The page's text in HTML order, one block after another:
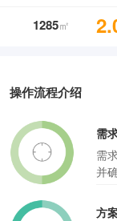
1285㎡
操作流程介绍
需
需
并
方